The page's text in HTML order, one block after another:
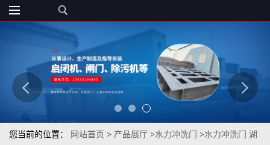
您当前的位置： 网站首页 > 产品展厅 >水力冲洗门 >水力冲洗门 湖